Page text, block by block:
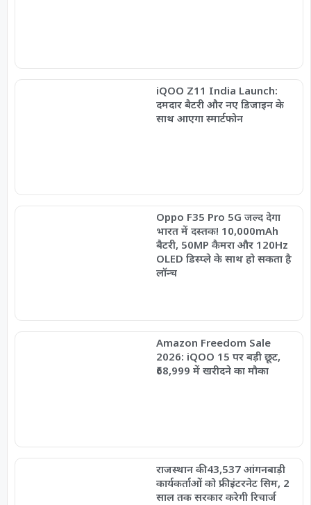
iQOO Z11 India Launch:
दमदार बैटरी और नए डिजाइन के
साथ आएगा स्मार्टफोन
Oppo F35 Pro 5G जल्द देगा
भारत में दस्तक! 10,000mAh
बैटरी, 50MP कैमरा और 120Hz
OLED डिस्प्ले के साथ हो सकता है
लॉन्च
Amazon Freedom Sale
2026: iQOO 15 पर बड़ी छूट,
₹68,999 में खरीदने का मौका
राजस्थान की 43,537 आंगनबाड़ी
कार्यकर्ताओं को फ्री इंटरनेट सिम, 2
साल तक सरकार करेगी रिचार्ज